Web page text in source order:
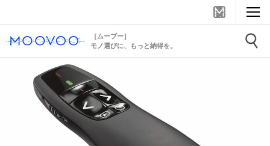
［ムーブー］
モノ選びに、もっと納得を。